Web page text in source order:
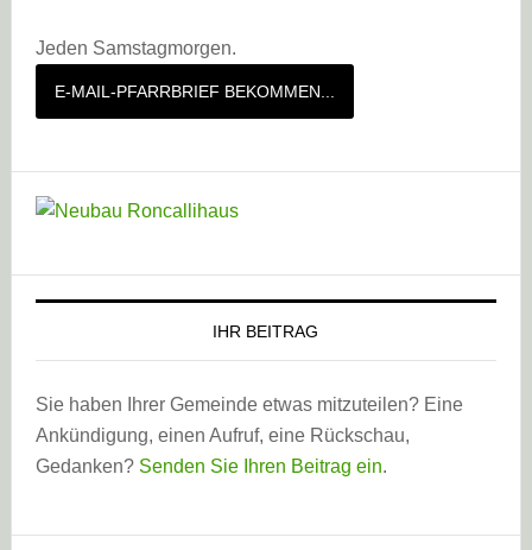
Jeden Samstagmorgen.
E-MAIL-PFARRBRIEF BEKOMMEN...
IHR BEITRAG
Sie haben Ihrer Gemeinde etwas mitzuteilen? Eine
Ankündigung, einen Aufruf, eine Rückschau,
Gedanken? Senden Sie Ihren Beitrag ein.